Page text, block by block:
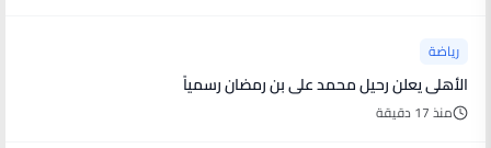
رياضة
الأهلى يعلن رحيل محمد على بن رمضان رسمياً
منذ 17 دقيقة